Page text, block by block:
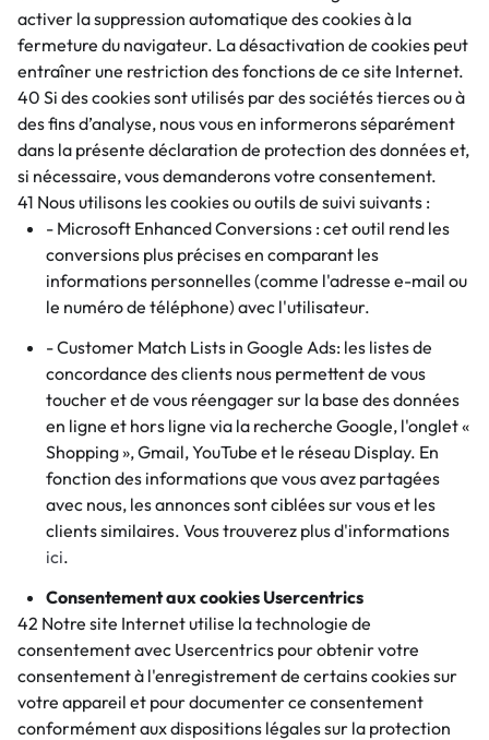
activer la suppression automatique des cookies à la
fermeture du navigateur. La désactivation de cookies peut
entraîner une restriction des fonctions de ce site Internet.
40 Si des cookies sont utilisés par des sociétés tierces ou à
des fins d’analyse, nous vous en informerons séparément
dans la présente déclaration de protection des données et,
si nécessaire, vous demanderons votre consentement.
41 Nous utilisons les cookies ou outils de suivi suivants :
- Microsoft Enhanced Conversions : cet outil rend les
conversions plus précises en comparant les
informations personnelles (comme l'adresse e-mail ou
le numéro de téléphone) avec l'utilisateur.
- Customer Match Lists in Google Ads: les listes de
concordance des clients nous permettent de vous
toucher et de vous réengager sur la base des données
en ligne et hors ligne via la recherche Google, l'onglet «
Shopping », Gmail, YouTube et le réseau Display. En
fonction des informations que vous avez partagées
avec nous, les annonces sont ciblées sur vous et les
clients similaires. Vous trouverez plus d'informations
ici.
Consentement aux cookies Usercentrics
42 Notre site Internet utilise la technologie de
consentement avec Usercentrics pour obtenir votre
consentement à l'enregistrement de certains cookies sur
votre appareil et pour documenter ce consentement
conformément aux dispositions légales sur la protection